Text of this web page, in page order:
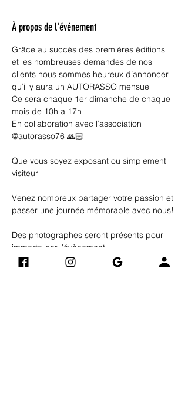
À propos de l'événement
Grâce au succès des premières éditions
et les nombreuses demandes de nos
clients nous sommes heureux d’annoncer
qu’il y aura un AUTORASSO mensuel
Ce sera chaque 1er dimanche de chaque
mois de 10h a 17h
En collaboration avec l’association
@autorasso76 🙏🏻
Que vous soyez exposant ou simplement
visiteur
Venez nombreux partager votre passion et
passer une journée mémorable avec nous!
Des photographes seront présents pour
immortaliser l'évènement